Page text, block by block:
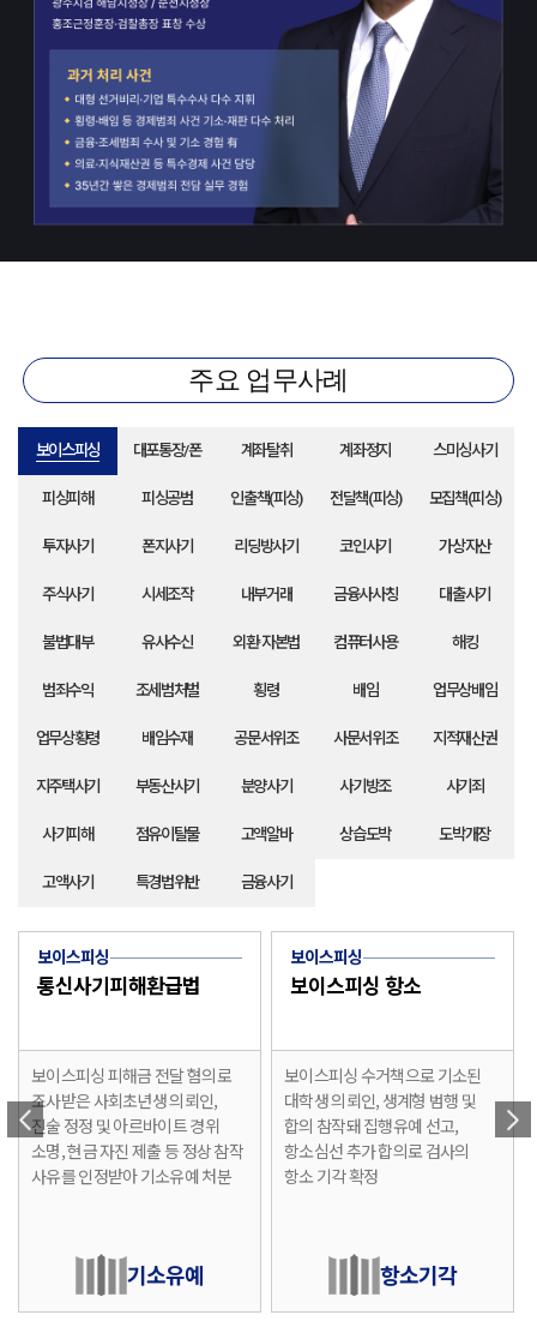
주요 업무사례
보이스피싱 대포통장/폰 계좌탈취 계좌정지 스미싱사기
피싱피해 피싱공범 인출책(피싱) 전달책(피싱) 모집책(피싱)
투자사기 폰지사기 리딩방사기 코인사기 가상자산
주식사기 시세조작 내부거래 금융사사칭 대출사기
불법대부 유사수신 외환·자본법 컴퓨터사용 해킹
범죄수익 조세범처벌 횡령 배임 업무상배임
업무상횡령 배임수재 공문서위조 사문서위조 지적재산권
지주택사기 부동산사기 분양사기 사기방조 사기죄
사기피해 점유이탈물 고액알바 상습도박 도박개장
고액사기 특경법위반 금융사기
보이스피싱
통신사기피해환급법
보이스피싱 피해금 전달 혐의로
조사받은 사회초년생 의뢰인,
진술 정정 및 아르바이트 경위
소명, 현금 자진 제출 등 정상 참작
사유를 인정받아 기소유예 처분
기소유예
보이스피싱
보이스피싱 항소
보이스피싱 수거책으로 기소된
대학생 의뢰인, 생계형 범행 및
합의 참작돼 집행유예 선고,
항소심선 추가 합의로 검사의
항소 기각 확정
항소기각